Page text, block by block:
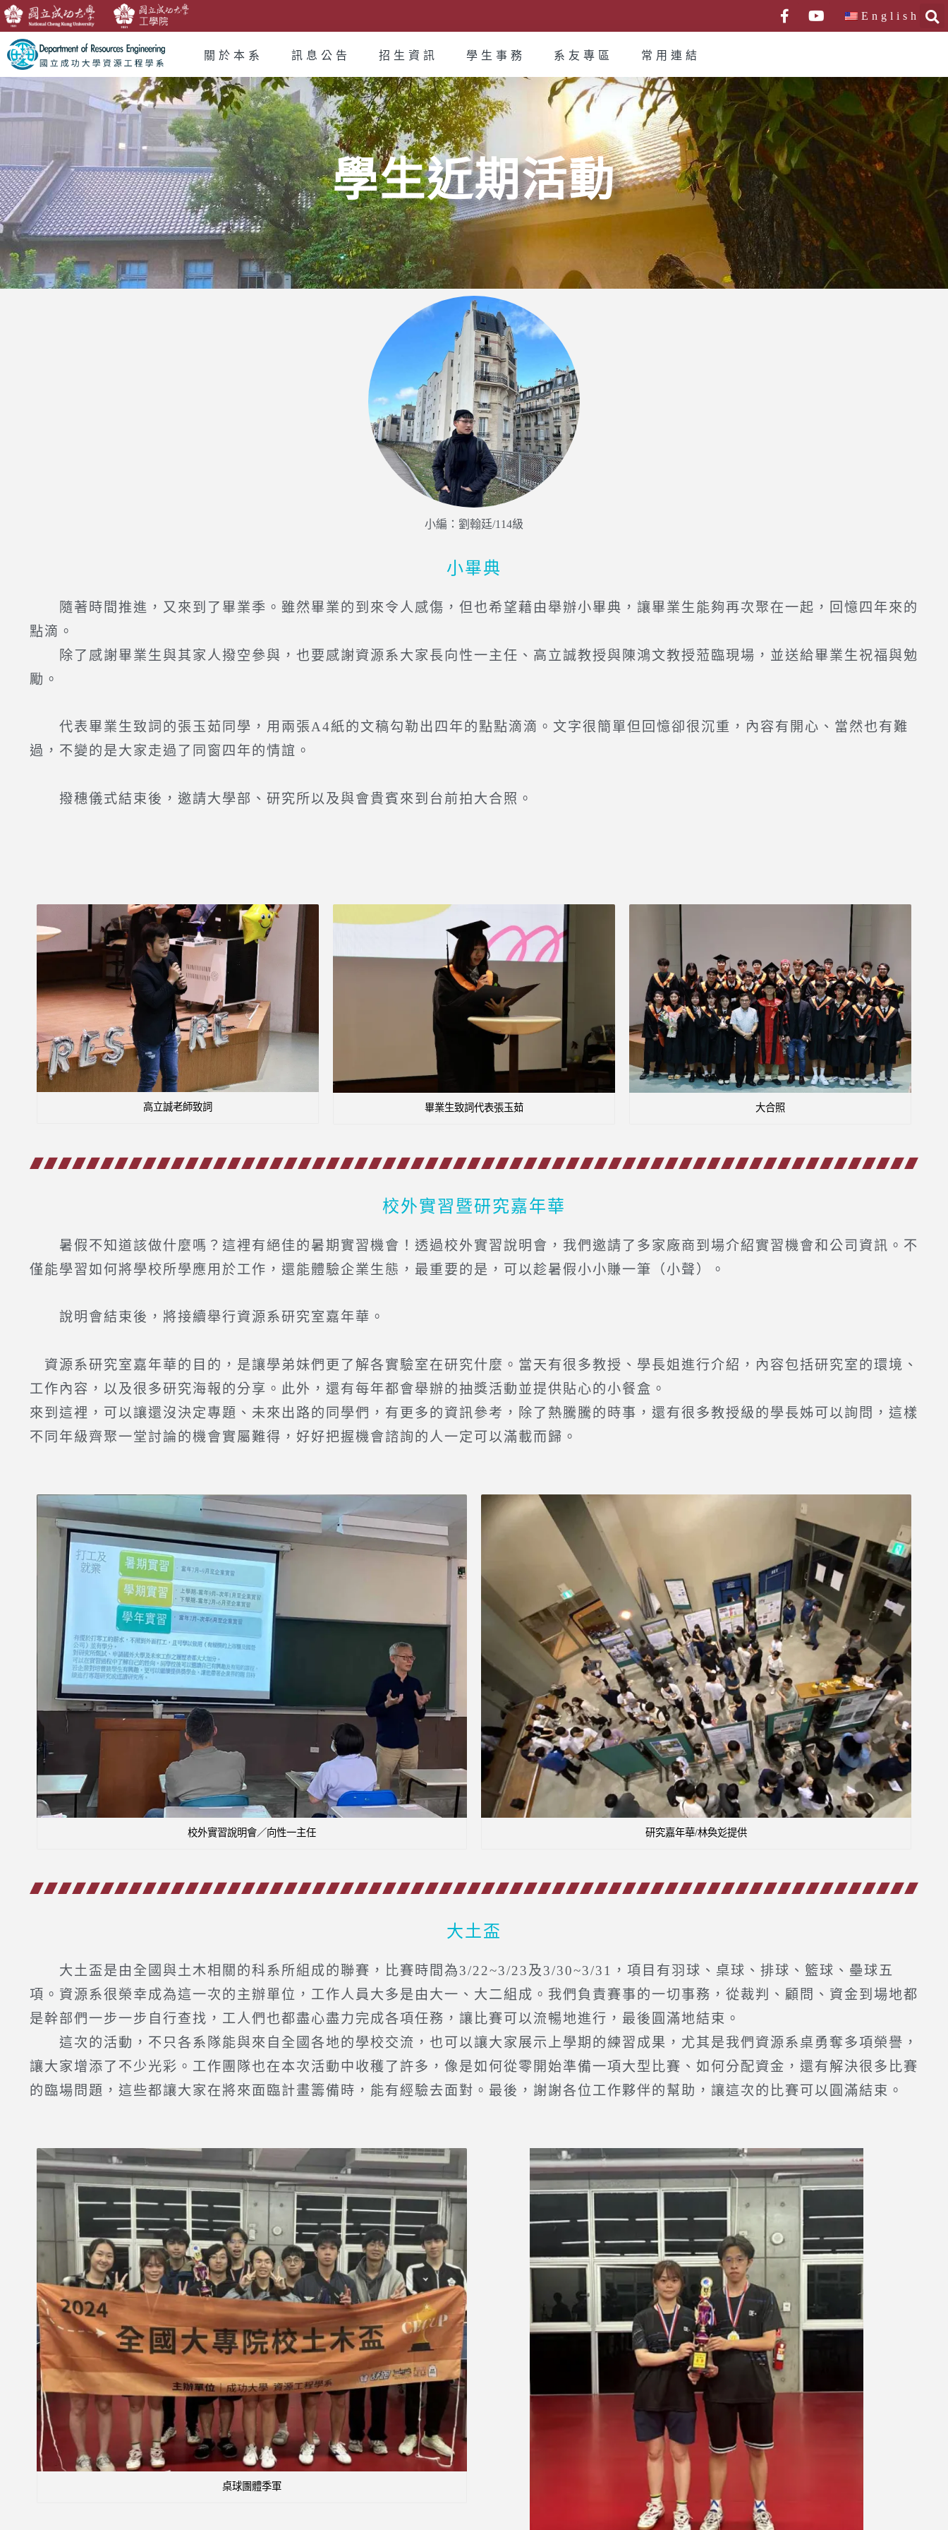
English
關於本系 訊息公告 招生資訊 學生事務 系友專區 常用連結
學生近期活動
小編：劉翰廷/114級
小畢典
隨著時間推進，又來到了畢業季。雖然畢業的到來令人感傷，但也希望藉由舉辦小畢典，讓畢業生能夠再次聚在一起，回憶四年來的
點滴。
除了感謝畢業生與其家人撥空參與，也要感謝資源系大家長向性一主任、高立誠教授與陳鴻文教授蒞臨現場，並送給畢業生祝福與勉
勵。
代表畢業生致詞的張玉茹同學，用兩張A4紙的文稿勾勒出四年的點點滴滴。文字很簡單但回憶卻很沉重，內容有開心、當然也有難
過，不變的是大家走過了同窗四年的情誼。
撥穗儀式結束後，邀請大學部、研究所以及與會貴賓來到台前拍大合照。
高立誠老師致詞 畢業生致詞代表張玉茹 大合照
校外實習暨研究嘉年華
暑假不知道該做什麼嗎？這裡有絕佳的暑期實習機會！透過校外實習說明會，我們邀請了多家廠商到場介紹實習機會和公司資訊。不
僅能學習如何將學校所學應用於工作，還能體驗企業生態，最重要的是，可以趁暑假小小賺一筆（小聲）。
說明會結束後，將接續舉行資源系研究室嘉年華。
資源系研究室嘉年華的目的，是讓學弟妹們更了解各實驗室在研究什麼。當天有很多教授、學長姐進行介紹，內容包括研究室的環境、
工作內容，以及很多研究海報的分享。此外，還有每年都會舉辦的抽獎活動並提供貼心的小餐盒。
來到這裡，可以讓還沒決定專題、未來出路的同學們，有更多的資訊參考，除了熱騰騰的時事，還有很多教授級的學長姊可以詢問，這樣
不同年級齊聚一堂討論的機會實屬難得，好好把握機會諮詢的人一定可以滿載而歸。
校外實習說明會／向性一主任 研究嘉年華/林奐彣提供
大土盃
大土盃是由全國與土木相關的科系所組成的聯賽，比賽時間為3/22~3/23及3/30~3/31，項目有羽球、桌球、排球、籃球、壘球五
項。資源系很榮幸成為這一次的主辦單位，工作人員大多是由大一、大二組成。我們負責賽事的一切事務，從裁判、顧問、資金到場地都
是幹部們一步一步自行查找，工人們也都盡心盡力完成各項任務，讓比賽可以流暢地進行，最後圓滿地結束。
這次的活動，不只各系隊能與來自全國各地的學校交流，也可以讓大家展示上學期的練習成果，尤其是我們資源系桌勇奪多項榮譽，
讓大家增添了不少光彩。工作團隊也在本次活動中收穫了許多，像是如何從零開始準備一項大型比賽、如何分配資金，還有解決很多比賽
的臨場問題，這些都讓大家在將來面臨計畫籌備時，能有經驗去面對。最後，謝謝各位工作夥伴的幫助，讓這次的比賽可以圓滿結束。
桌球團體季軍